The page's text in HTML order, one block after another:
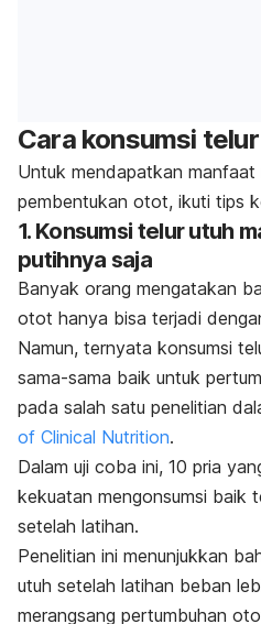
Cara konsumsi
Untuk mendapatkan manfaat
pembentukan otot, ikuti tips
1. Konsumsi telur utuh
putihnya saja
Banyak orang mengatakan
otot hanya bisa terjadi
Namun, ternyata konsumsi
sama-sama baik untuk
pada salah satu penelitian
of Clinical Nutrition.
Dalam uji coba ini, 10 pria
kekuatan mengonsumsi baik
setelah latihan.
Penelitian ini menunjukkan
utuh setelah latihan beban
merangsang pertumbuhan